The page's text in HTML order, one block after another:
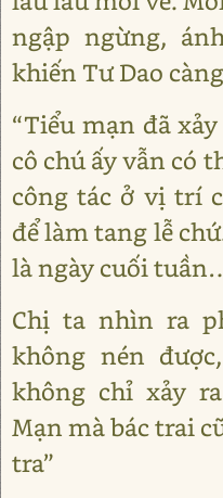
ngập ngừng,
khiến Tư Dao
“Tiểu mạn đã
cô chú ấy vẫn có
công tác ở vị trí
để làm tang lễ
là ngày cuối
Chị ta nhìn ra
không nén
không chỉ xảy
Mạn mà bác trai
tra”